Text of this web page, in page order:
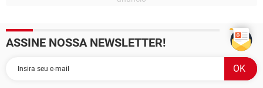
ASSINE NOSSA NEWSLETTER!